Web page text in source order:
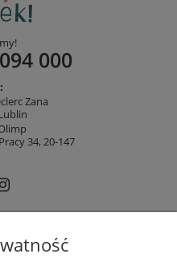
000
Zana
34, 20-147